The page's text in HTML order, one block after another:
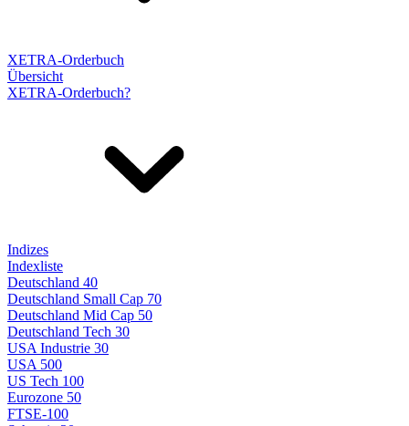
XETRA-Orderbuch
Übersicht
XETRA-Orderbuch?
Indizes
Indexliste
Deutschland 40
Deutschland Small Cap 70
Deutschland Mid Cap 50
Deutschland Tech 30
USA Industrie 30
USA 500
US Tech 100
Eurozone 50
FTSE-100